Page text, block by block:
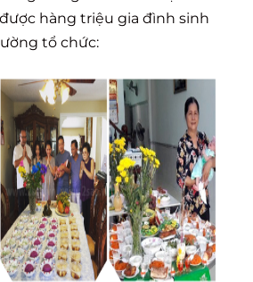
hàng triệu gia đình sinh
tổ chức: